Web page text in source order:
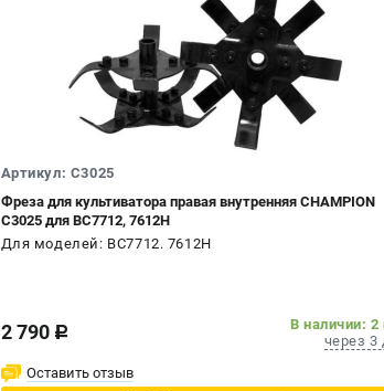
Артикул: C3025
Фреза для культиватора правая внутренняя CHAMPION
C3025 для BC7712, 7612H
Для моделей: BC7712. 7612H
2 790 c
В наличии:
через 3
Оставить отзыв